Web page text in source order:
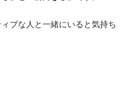
ブな人と一緒にいると気持ち